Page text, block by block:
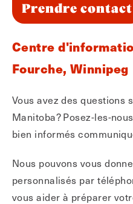
Prendre contact
Centre
Fourche, Winnipeg
Vous avez des questions
Manitoba? Posez-les-
bien informés
Nous pouvons vous
personnalisés par
vous aider à préparer